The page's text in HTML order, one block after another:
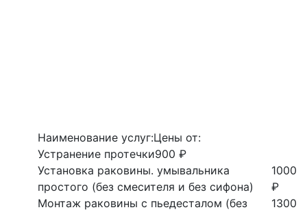
Наименование услуг:Цены от:
Устранение протечки900 ₽
Установка раковины. умывальника
простого (без смесителя и без сифона)
1000
₽
Монтаж раковины с пьедесталом (без
1300